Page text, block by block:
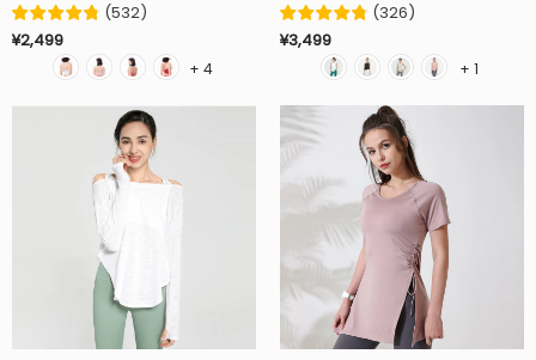
(532)
¥2,499
+ 4
(326)
¥3,499
+ 1